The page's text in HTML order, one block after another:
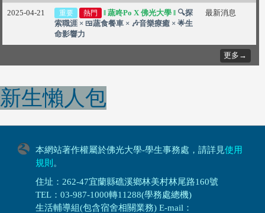
2025-04-21 重要 熱門 ‖蔬咚Po X 佛光大學 ‖ 🔍探
索職涯 × 🍱蔬食餐車 × 🎶音樂療癒 × 🌟生
命影響力
最新消息
更多→
新生懶人包
本網站著作權屬於佛光大學-學生事務處，請詳見使用
規則 。
住址：262-47宜蘭縣礁溪鄉林美村林尾路160號
TEL：03-987-1000轉11288(學務處總機)
生活輔導組(包含宿舍相關業務) E-mail：